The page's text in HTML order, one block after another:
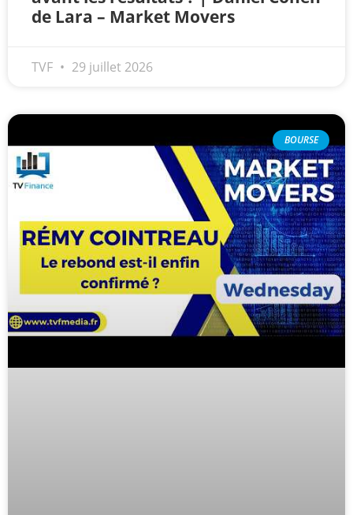
de Lara – Market Movers
TVF 29 juillet 2026
BOURSE